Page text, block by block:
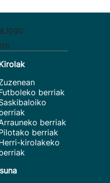
berriak
berriak
berriak
kirolakeko